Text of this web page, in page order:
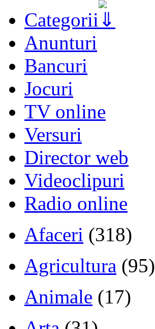
Categorii
Anunturi
Bancuri
Jocuri
TV online
Versuri
Director web
Videoclipuri
Radio online
Afaceri (318)
Agricultura (95)
Animale (17)